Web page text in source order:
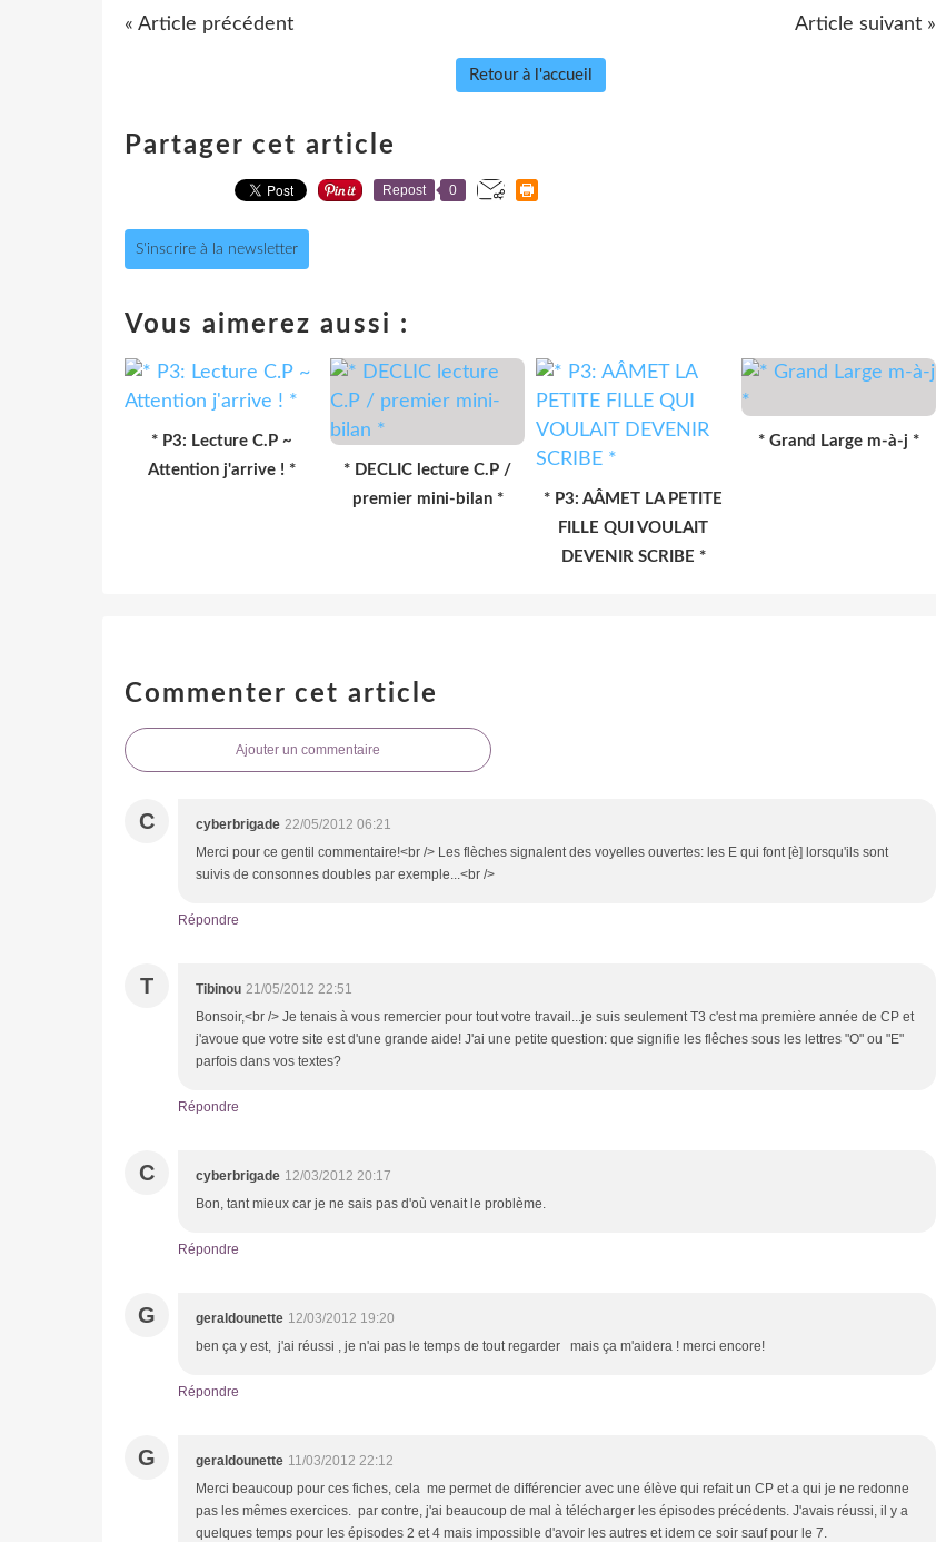
« Article précédent Article suivant »
Retour à l'accueil
Partager cet article
Repost 0
S'inscrire à la newsletter
Vous aimerez aussi :
* P3: Lecture C.P ~
Attention j'arrive ! *
* DECLIC lecture C.P /
premier mini-bilan *
* P3: AÂMET LA PETITE
FILLE QUI VOULAIT
DEVENIR SCRIBE *
* Grand Large m-à-j *
Commenter cet article
Ajouter un commentaire
C cyberbrigade 22/05/2012 06:21
Merci pour ce gentil commentaire!<br /> Les flèches signalent des voyelles ouvertes: les E qui font [è] lorsqu'ils sont
suivis de consonnes doubles par exemple...<br />
Répondre
T Tibinou 21/05/2012 22:51
Bonsoir,<br /> Je tenais à vous remercier pour tout votre travail...je suis seulement T3 c'est ma première année de CP et
j'avoue que votre site est d'une grande aide! J'ai une petite question: que signifie les flêches sous les lettres "O" ou "E"
parfois dans vos textes?
Répondre
C cyberbrigade 12/03/2012 20:17
Bon, tant mieux car je ne sais pas d'où venait le problème.
Répondre
G geraldounette 12/03/2012 19:20
ben ça y est, j'ai réussi , je n'ai pas le temps de tout regarder mais ça m'aidera ! merci encore!
Répondre
G geraldounette 11/03/2012 22:12
Merci beaucoup pour ces fiches, cela me permet de différencier avec une élève qui refait un CP et a qui je ne redonne
pas les mêmes exercices. par contre, j'ai beaucoup de mal à télécharger les épisodes précédents. J'avais réussi, il y a
quelques temps pour les épisodes 2 et 4 mais impossible d'avoir les autres et idem ce soir sauf pour le 7.